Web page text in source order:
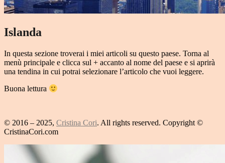
Islanda
In questa sezione troverai i miei articoli su questo paese. Torna al
menù principale e clicca sul + accanto al nome del paese e si aprirà
una tendina in cui potrai selezionare l’articolo che vuoi leggere.
Buona lettura
© 2016 – 2025, Cristina Cori. All rights reserved. Copyright ©
CristinaCori.com